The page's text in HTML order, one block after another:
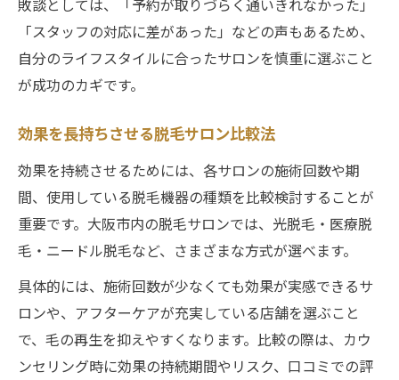
「スタッフの対応に差があった」などの声もあるため、
自分のライフスタイルに合ったサロンを慎重に選ぶこと
が成功のカギです。
効果を長持ちさせる脱毛サロン比較法
効果を持続させるためには、各サロンの施術回数や期
間、使用している脱毛機器の種類を比較検討することが
重要です。大阪市内の脱毛サロンでは、光脱毛・医療脱
毛・ニードル脱毛など、さまざまな方式が選べます。
具体的には、施術回数が少なくても効果が実感できるサ
ロンや、アフターケアが充実している店舗を選ぶこと
で、毛の再生を抑えやすくなります。比較の際は、カウ
ンセリング時に効果の持続期間やリスク、口コミでの評